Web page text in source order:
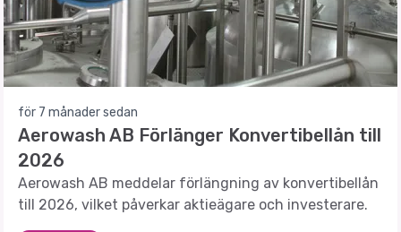
för 7 månader sedan
Aerowash AB Förlänger Konvertibellån till
2026
Aerowash AB meddelar förlängning av konvertibellån
till 2026, vilket påverkar aktieägare och investerare.